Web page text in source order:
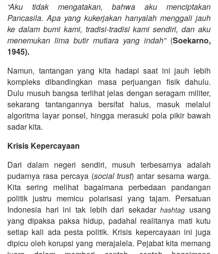
“Aku tidak mengatakan, bahwa aku menciptakan
Pancasila. Apa yang kukerjakan hanyalah menggali jauh
ke dalam bumi kami, tradisi-tradisi kami sendiri, dan aku
menemukan lima butir mutiara yang indah”(Soekarno,
1945).
Namun, tantangan yang kita hadapi saat ini jauh lebih
kompleks dibandingkan masa perjuangan fisik dahulu.
Dulu musuh bangsa terlihat jelas dengan seragam militer,
sekarang tantangannya bersifat halus, masuk melalui
algoritma layar ponsel, hingga merasuki pola pikir bawah
sadar kita.
Krisis Kepercayaan
Dari dalam negeri sendiri, musuh terbesarnya adalah
pudarnya rasa percaya (social trust) antar sesama warga.
Kita sering melihat bagaimana perbedaan pandangan
politik justru memicu polarisasi yang tajam. Persatuan
Indonesia hari ini tak lebih dari sekadarhashtag usang
yang dipaksa paksa hidup, padahal realitanya mati kutu
setiap kali ada pesta politik. Krisis kepercayaan ini juga
dipicu oleh korupsi yang merajalela. Pejabat kita memang